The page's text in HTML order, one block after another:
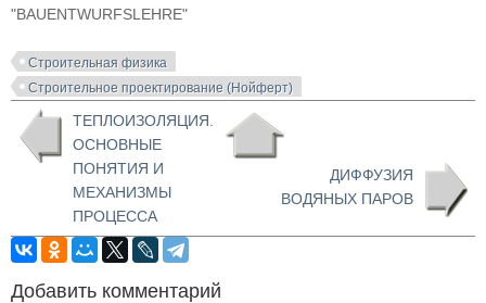
"BAUENTWURFSLEHRE"
Строительная физика
Строительное проектирование (Нойферт)
ТЕПЛОИЗОЛЯЦИЯ.
ОСНОВНЫЕ
ПОНЯТИЯ И
МЕХАНИЗМЫ
ПРОЦЕССА
ДИФФУЗИЯ
ВОДЯНЫХ ПАРОВ
Добавить комментарий